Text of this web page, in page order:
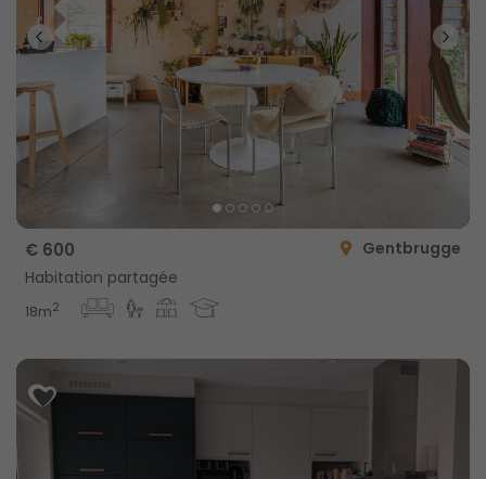
€ 600
Gentbrugge
Habitation partagée
18m2